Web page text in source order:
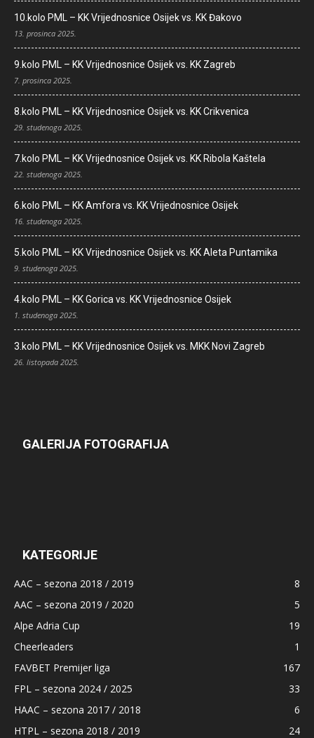
10.kolo PML – KK Vrijednosnice Osijek vs. KK Đakovo
13. prosinca 2025.
9.kolo PML – KK Vrijednosnice Osijek vs. KK Zagreb
7. prosinca 2025.
8.kolo PML – KK Vrijednosnice Osijek vs. KK Crikvenica
29. studenoga 2025.
7.kolo PML – KK Vrijednosnice Osijek vs. KK Ribola Kaštela
22. studenoga 2025.
6.kolo PML – KK Amfora vs. KK Vrijednosnice Osijek
16. studenoga 2025.
5.kolo PML – KK Vrijednosnice Osijek vs. KK Aleta Puntamika
9. studenoga 2025.
4.kolo PML – KK Gorica vs. KK Vrijednosnice Osijek
1. studenoga 2025.
3.kolo PML – KK Vrijednosnice Osijek vs. MKK Novi Zagreb
26. listopada 2025.
GALERIJA FOTOGRAFIJA
KATEGORIJE
AAC – sezona 2018 / 2019
8
AAC – sezona 2019 / 2020
5
Alpe Adria Cup
19
Cheerleaders
1
FAVBET Premijer liga
167
FPL – sezona 2024 / 2025
33
HAAC – sezona 2017 / 2018
6
HTPL – sezona 2018 / 2019
24